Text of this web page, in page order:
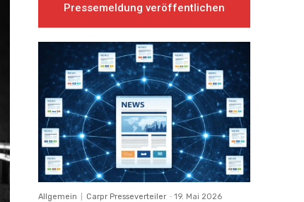
Pressemeldung veröffentlichen
Allgemein Carpr Presseverteiler - 19. Mai 2026